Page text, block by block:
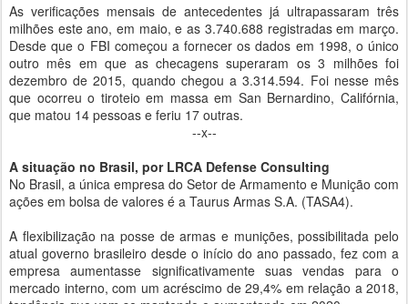
As verificações mensais de antecedentes já ultrapassaram três
milhões este ano, em maio, e as 3.740.688 registradas em março.
Desde que o FBI começou a fornecer os dados em 1998, o único
outro mês em que as checagens superaram os 3 milhões foi
dezembro de 2015, quando chegou a 3.314.594. Foi nesse mês
que ocorreu o tiroteio em massa em San Bernardino, Califórnia,
que matou 14 pessoas e feriu 17 outras.
--x--
A situação no Brasil, por LRCA Defense Consulting
No Brasil, a única empresa do Setor de Armamento e Munição com
ações em bolsa de valores é a Taurus Armas S.A. (TASA4).
A flexibilização na posse de armas e munições, possibilitada pelo
atual governo brasileiro desde o início do ano passado, fez com a
empresa aumentasse significativamente suas vendas para o
mercado interno, com um acréscimo de 29,4% em relação a 2018,